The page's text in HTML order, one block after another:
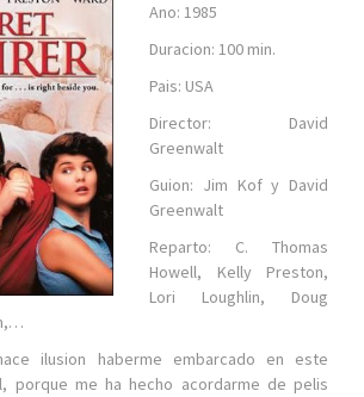
Ano: 1985
Duracion: 100 min.
Pais: USA
Director: David
Greenwalt
Guion: Jim Kof y David
Greenwalt
Reparto: C. Thomas
Howell, Kelly Preston,
Lori Loughlin, Doug
ilusion haberme embarcado en este
porque me ha hecho acordarme de pelis